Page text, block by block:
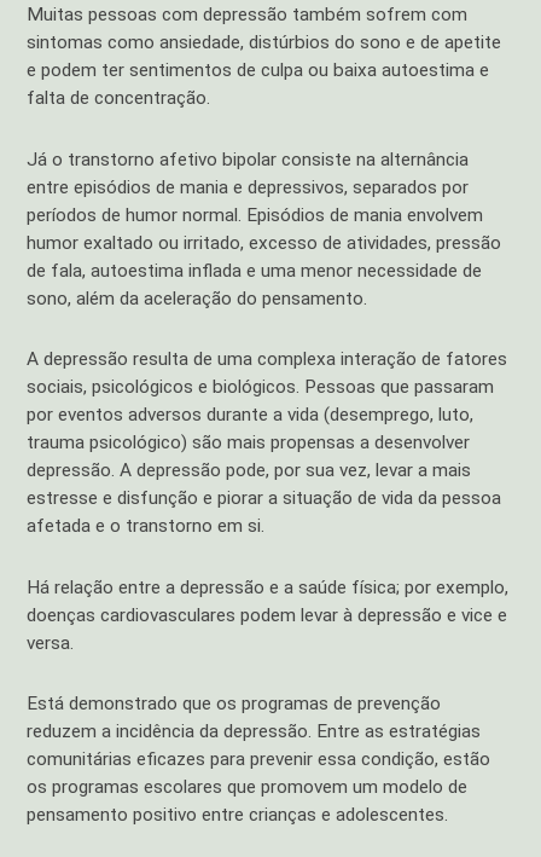
Muitas pessoas com depressão também sofrem com
sintomas como ansiedade, distúrbios do sono e de apetite
e podem ter sentimentos de culpa ou baixa autoestima e
falta de concentração.
Já o transtorno afetivo bipolar consiste na alternância
entre episódios de mania e depressivos, separados por
períodos de humor normal. Episódios de mania envolvem
humor exaltado ou irritado, excesso de atividades, pressão
de fala, autoestima inflada e uma menor necessidade de
sono, além da aceleração do pensamento.
A depressão resulta de uma complexa interação de fatores
sociais, psicológicos e biológicos. Pessoas que passaram
por eventos adversos durante a vida (desemprego, luto,
trauma psicológico) são mais propensas a desenvolver
depressão. A depressão pode, por sua vez, levar a mais
estresse e disfunção e piorar a situação de vida da pessoa
afetada e o transtorno em si.
Há relação entre a depressão e a saúde física; por exemplo,
doenças cardiovasculares podem levar à depressão e vice e
versa.
Está demonstrado que os programas de prevenção
reduzem a incidência da depressão. Entre as estratégias
comunitárias eficazes para prevenir essa condição, estão
os programas escolares que promovem um modelo de
pensamento positivo entre crianças e adolescentes.